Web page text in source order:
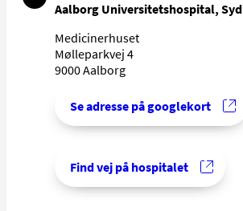
Aalborg Universitetshospital, Syd
Medicinerhuset
Mølleparkvej 4
9000 Aalborg
Se adresse på googlekort
Find vej på hospitalet